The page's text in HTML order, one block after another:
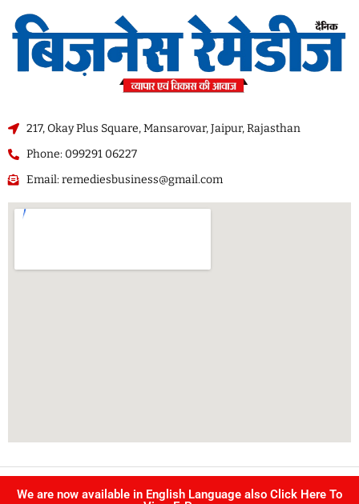
217, Okay Plus Square, Mansarovar, Jaipur, Rajasthan
Phone: 099291 06227
Email: remediesbusiness@gmail.com
We are now available in English Language also Click Here To
Copyright @ Singhvi publication Pvt Ltd. | All right reserved –